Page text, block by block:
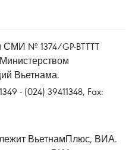
СМИ № 1374/GP-BTTTT
Вьетнама.
- (024) 39411348, Fax:
ВьетнамПлюс, ВИА.